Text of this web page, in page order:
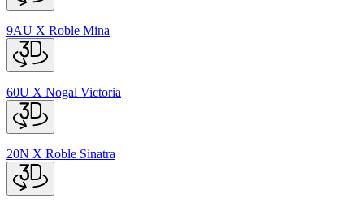
9AU X Roble Mina
60U X Nogal Victoria
20N X Roble Sinatra